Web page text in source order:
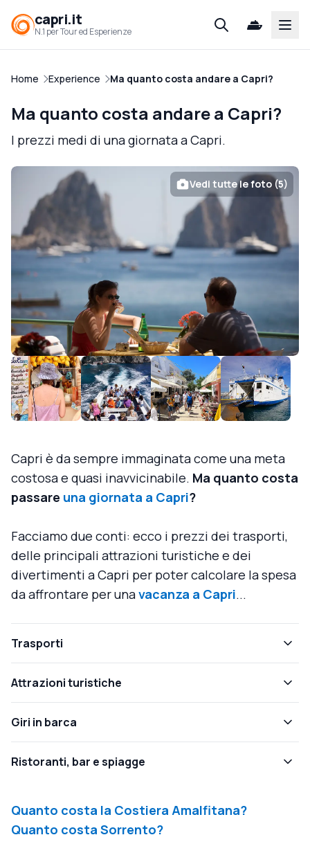
capri.it
N.1 per Tour ed Esperienze
Home Experience Ma quanto costa andare a Capri?
Ma quanto costa andare a Capri?
I prezzi medi di una giornata a Capri.
Vedi tutte le foto (5)
Capri è da sempre immaginata come una meta
costosa e quasi inavvicinabile. Ma quanto costa
passare una giornata a Capri?
Facciamo due conti: ecco i prezzi dei trasporti,
delle principali attrazioni turistiche e dei
divertimenti a Capri per poter calcolare la spesa
da affrontare per unavacanza a Capri...
Trasporti
Attrazioni turistiche
Giri in barca
Ristoranti, bar e spiagge
Quanto costa la Costiera Amalfitana?
Quanto costa Sorrento?